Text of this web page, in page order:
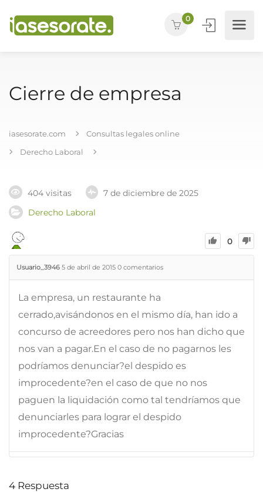
0
Cierre de empresa
iasesorate.com
Consultas legales online
Derecho Laboral
404 visitas
7 de diciembre de 2025
Derecho Laboral
0
Usuario_3946 5 de abril de 2015 0 comentarios
La empresa, un restaurante ha
cerrado,avisándonos en el mismo día, han ido a
concurso de acreedores pero nos han dicho que
nos van a pagar.En el caso de no pagarnos les
podríamos denunciar?el despido es
improcedente?en el caso de que no nos
paguen la liquidación como tal tendríamos que
denunciarles para lograr el despido
improcedente?Gracias
4 Respuesta